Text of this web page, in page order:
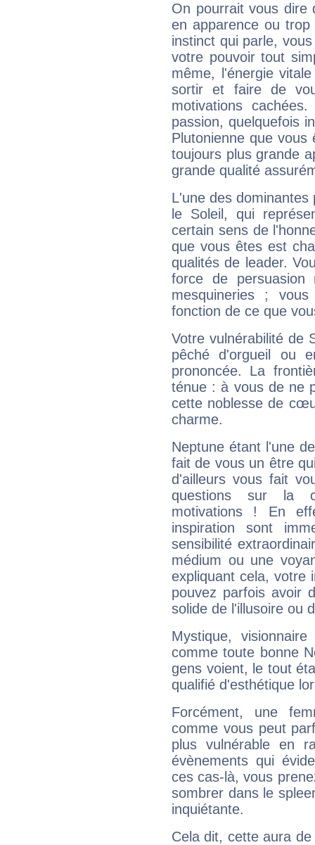
On pourrait vous dire
en apparence ou
instinct qui parle,
votre pouvoir tout
même, l'énergie
sortir et faire de
motivations
passion, quelquefois
Plutonienne que
toujours plus grande
grande qualité
L'une des
le Soleil, qui
certain sens de
que vous êtes est
qualités de leader.
force de
mesquineries ;
fonction de ce que
Votre vulnérabilité de
pêché d'orgueil ou
prononcée. La
ténue : à vous de ne
cette noblesse de
charme.
Neptune étant l'une
fait de vous un être
d'ailleurs vous fait
questions sur la
motivations ! En
inspiration sont
sensibilité
médium ou une
expliquant cela, votre
pouvez parfois avoir
solide de l'illusoire ou
Mystique,
comme toute bonne
gens voient, le tout
qualifié d'esthétique
Forcément, une
comme vous peut
plus vulnérable en
évènements qui
ces cas-là, vous
sombrer dans le
inquiétante.
Cela dit, cette aura